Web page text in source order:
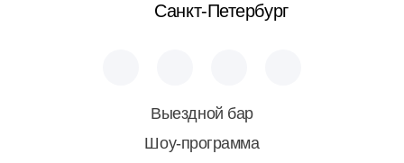
Санкт-Петербург
Выездной бар
Шоу-программа